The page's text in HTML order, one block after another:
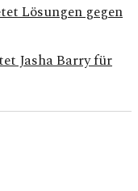
Lösungen gegen
Jasha Barry für